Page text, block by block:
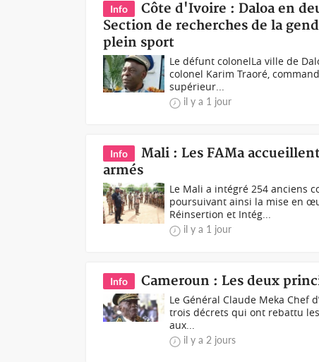
Info
Côte d'Ivoire : Daloa en
Section de recherches de la
plein sport
Le défunt colonelLa ville de
colonel Karim Traoré,
supérieur...
il y a 1 jour
Info
Mali : Les FAMa
armés
Le Mali a intégré 254 anciens
poursuivant ainsi la mise en
Réinsertion et Intég...
il y a 1 jour
Info Cameroun : Les deux
Le Général Claude Meka Chef
trois décrets qui ont rebattu
aux...
il y a 2 jours